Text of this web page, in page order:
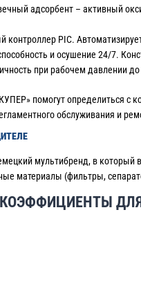
адсорбент – активный
PIC.
и осушение 24/7.
при рабочем давлении
помогут определиться с
обслуживания и
мультибренд, в
материалы (фильтры,